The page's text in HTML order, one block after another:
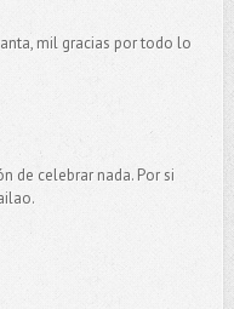
mil gracias por todo lo
de celebrar nada. Por si